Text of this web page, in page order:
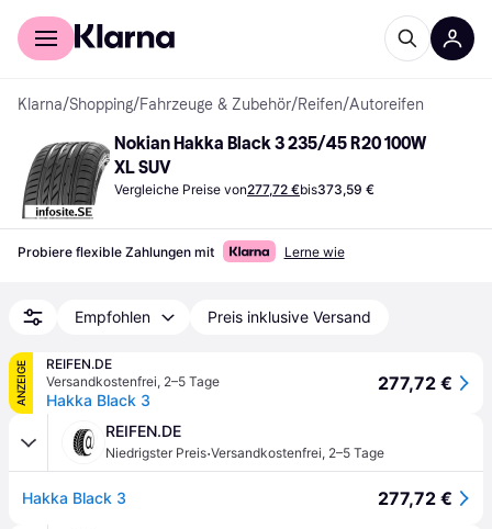
Für Shopper
Klarna/Shopping/Fahrzeuge & Zubehör/Reifen/Autoreifen
Nokian Hakka Black 3 235/45 R20 100W
XL SUV
Vergleiche Preise von277,72 €bis373,59 €
Probiere flexible Zahlungen mit Lerne wie
Empfohlen Preis inklusive Versand
ANZEIGE
REIFEN.DE
Versandkostenfrei, 2–5 Tage
Hakka Black 3
277,72 €
REIFEN.DE
Niedrigster Preis·Versandkostenfrei, 2–5 Tage
Hakka Black 3 277,72 €